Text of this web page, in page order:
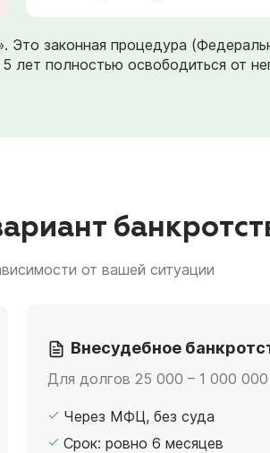
Это законная процедура
лет полностью освободиться от
от вашей ситуации
Внесудебное
Для долгов 25 000 – 1 000
Через МФЦ, без суда
Срок: ровно 6 месяцев